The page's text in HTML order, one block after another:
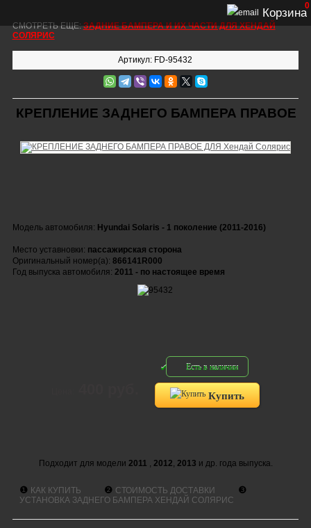
СМОТРЕТЬ ЕЩЕ:ЗАДНИЕ БАМПЕРА И ИХ ЧАСТИ ДЛЯ ХЕНДАЙ
СОЛЯРИС
Артикул: FD-95432
КРЕПЛЕНИЕ ЗАДНЕГО БАМПЕРА ПРАВОЕ
Модель автомобиля: Hyundai Solaris - 1 поколение (2011-2016)
Место уставновки: пассажирская сторона
Оригинальный номер(а): 866141R000
Год выпуска автомобиля: 2011 - по настоящее время
Есть в наличии
Купить
Подходит для модели 2011 , 2012, 2013 и др. года выпуска.
❶ КАК КУПИТЬ ❷ СТОИМОСТЬ ДОСТАВКИ ❸
УСТАНОВКА ЗАДНЕГО БАМПЕРА ХЕНДАЙ СОЛЯРИС
Корзина
0